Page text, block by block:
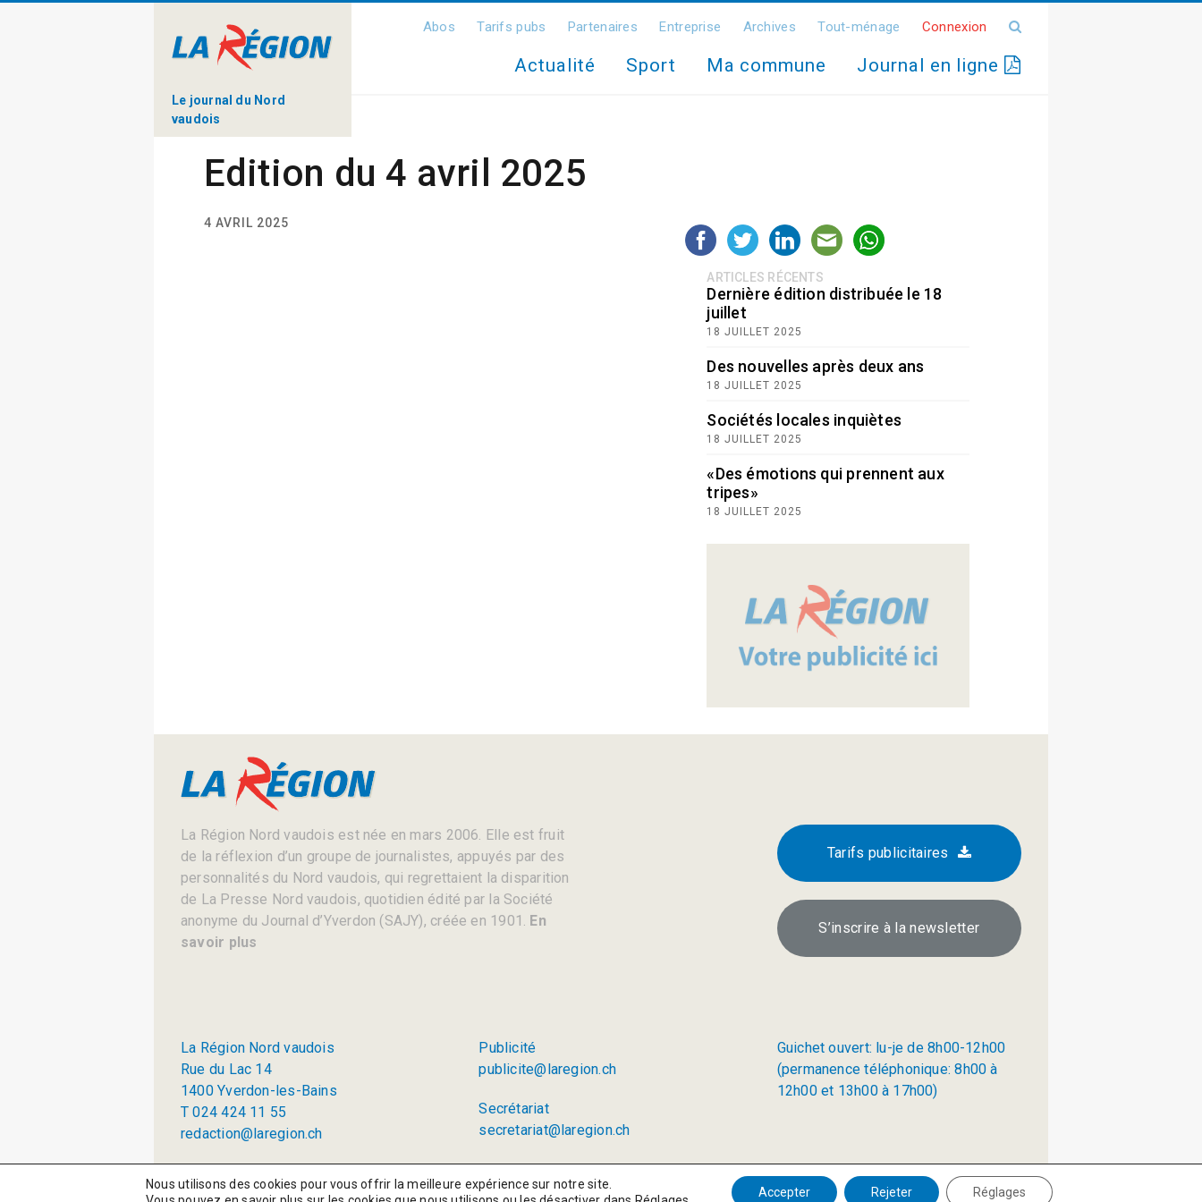
Le journal du Nord
vaudois
Abos Tarifs pubs Partenaires Entreprise Archives Tout-ménage Connexion
Actualité Sport Ma commune Journal en ligne
Edition du 4 avril 2025
4 AVRIL 2025
ARTICLES RÉCENTS
Dernière édition distribuée le 18
juillet
18 JUILLET 2025
Des nouvelles après deux ans
18 JUILLET 2025
Sociétés locales inquiètes
18 JUILLET 2025
«Des émotions qui prennent aux
tripes»
18 JUILLET 2025
La Région Nord vaudois est née en mars 2006. Elle est fruit
de la réflexion d’un groupe de journalistes, appuyés par des
personnalités du Nord vaudois, qui regrettaient la disparition
de La Presse Nord vaudois, quotidien édité par la Société
anonyme du Journal d’Yverdon (SAJY), créée en 1901. En
savoir plus
Tarifs publicitaires
S’inscrire à la newsletter
La Région Nord vaudois
Rue du Lac 14
1400 Yverdon-les-Bains
T 024 424 11 55
redaction@laregion.ch
Publicité
publicite@laregion.ch
Secrétariat
secretariat@laregion.ch
Guichet ouvert: lu-je de 8h00-12h00
(permanence téléphonique: 8h00 à
12h00 et 13h00 à 17h00)
Politique de confidentialité
Nous utilisons des cookies pour vous offrir la meilleure expérience sur notre site.
Accepter Rejeter Réglages